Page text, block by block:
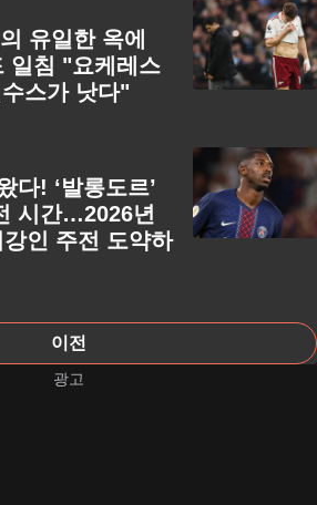
유일한 옥에
일침 "요케레스
스가 낫다"
다! ‘발롱도르’
시간…2026년
인 주전 도약하
이전